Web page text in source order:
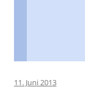
11. Juni 2013